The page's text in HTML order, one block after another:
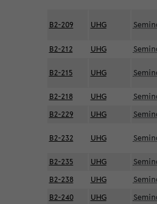
B2-209 UHG
B2-212 UHG
B2-215 UHG
B2-218 UHG
B2-229
UHG
B2-232 UHG
B2-235 UHG
B2-238
UHG
B2-240
UHG